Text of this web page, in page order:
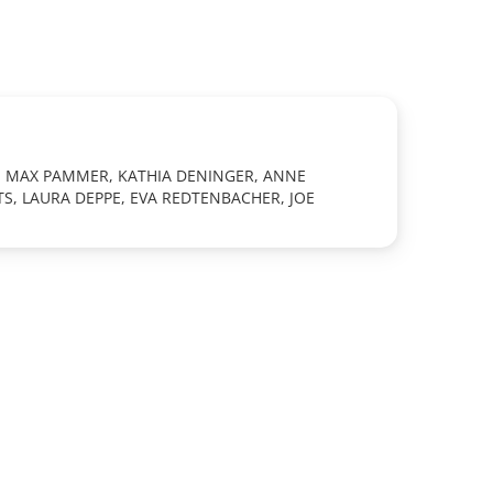
MAX PAMMER, KATHIA DENINGER, ANNE
LAURA DEPPE, EVA REDTENBACHER, JOE